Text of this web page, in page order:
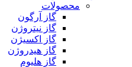
محصولات
گاز آرگون
گاز نیتروژن
گاز اکسیژن
گاز هیدروژن
گاز هلیوم